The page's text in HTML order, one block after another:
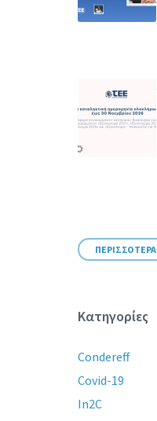
ΠΕΡΙΣΣΟΤΕΡΑ
Κατηγορίες
Condereff
Covid-19
In2C